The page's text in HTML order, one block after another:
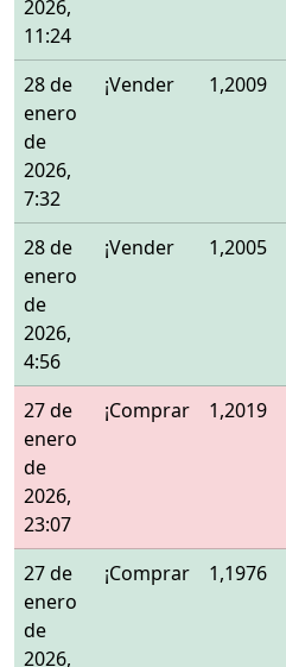
2026,
11:24
28 de
enero
de
2026,
7:32
¡Vender 1,2009
28 de
enero
de
2026,
4:56
¡Vender 1,2005
27 de
enero
de
2026,
23:07
¡Comprar 1,2019
27 de
enero
de
2026,
¡Comprar 1,1976